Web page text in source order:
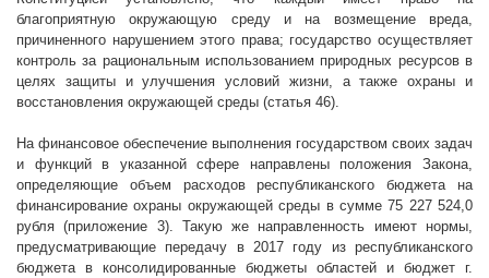
благоприятную окружающую среду и на возмещение вреда,
причиненного нарушением этого права; государство осуществляет
контроль за рациональным использованием природных ресурсов в
целях защиты и улучшения условий жизни, а также охраны и
восстановления окружающей среды (статья 46).
На финансовое обеспечение выполнения государством своих задач
и функций в указанной сфере направлены положения Закона,
определяющие объем расходов республиканского бюджета на
финансирование охраны окружающей среды в сумме75 227 524,0
рубля (приложение 3). Такую же направленность имеют нормы,
предусматривающие передачу в 2017 году из республиканского
бюджета в консолидированные бюджеты областей и бюджет г.